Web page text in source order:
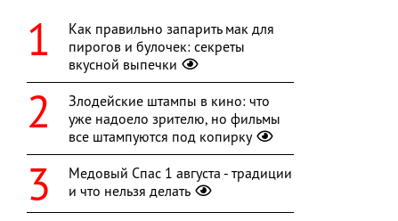
Как правильно запарить мак для
пирогов и булочек: секреты
вкусной выпечки
Злодейские штампы в кино: что
уже надоело зрителю, но фильмы
все штампуются под копирку
Медовый Спас 1 августа - традиции
и что нельзя делать